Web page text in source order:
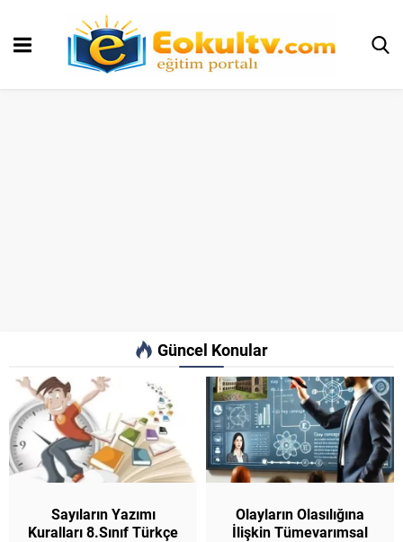
Güncel Konular
Sayıların Yazımı
Kuralları 8.Sınıf Türkçe
Olayların Olasılığına
İlişkin Tümevarımsal